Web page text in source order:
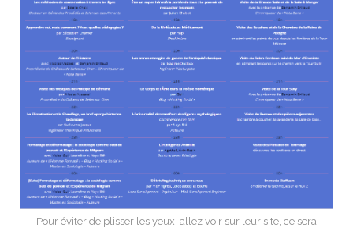
Pour éviter de plisser les yeux, allez voir sur leur site, ce sera